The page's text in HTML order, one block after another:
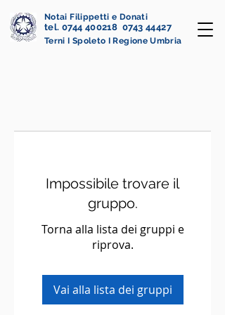
Notai Filippetti e Donati
tel. 0744 400218 0743 44427
Terni I Spoleto I Regione Umbria
Impossibile trovare il
gruppo.
Torna alla lista dei gruppi e
riprova.
Vai alla lista dei gruppi